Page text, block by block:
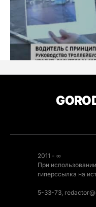
2011 - ∞
При
гиперссылка на
5-33-73,